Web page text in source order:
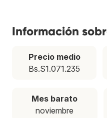
Información
Precio medio
Bs.S1.071.235
Mes barato
noviembre